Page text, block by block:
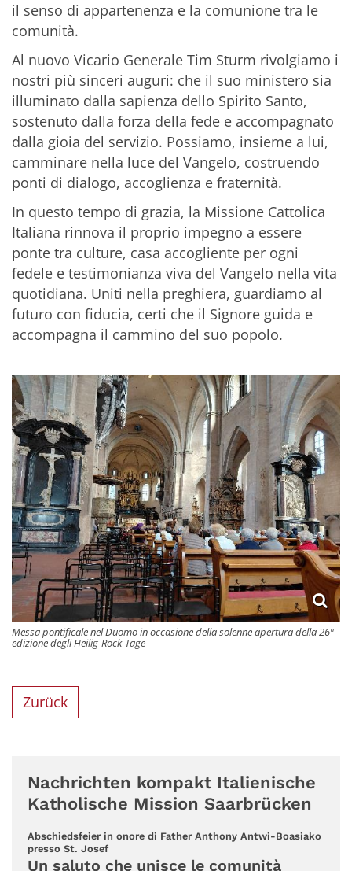
il senso di appartenenza e la comunione tra le
comunità.
Al nuovo Vicario Generale Tim Sturm rivolgiamo i
nostri più sinceri auguri: che il suo ministero sia
illuminato dalla sapienza dello Spirito Santo,
sostenuto dalla forza della fede e accompagnato
dalla gioia del servizio. Possiamo, insieme a lui,
camminare nella luce del Vangelo, costruendo
ponti di dialogo, accoglienza e fraternità.
In questo tempo di grazia, la Missione Cattolica
Italiana rinnova il proprio impegno a essere
ponte tra culture, casa accogliente per ogni
fedele e testimonianza viva del Vangelo nella vita
quotidiana. Uniti nella preghiera, guardiamo al
futuro con fiducia, certi che il Signore guida e
accompagna il cammino del suo popolo.
Messa pontificale nel Duomo in occasione della solenne apertura della 26ª
edizione degli Heilig-Rock-Tage
Zurück
Nachrichten kompakt Italienische
Katholische Mission Saarbrücken
Abschiedsfeier in onore di Father Anthony Antwi-Boasiako
presso St. Josef:
Un saluto che unisce le comunità